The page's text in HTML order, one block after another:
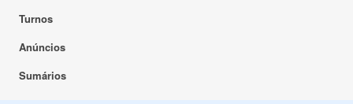
Turnos
Anúncios
Sumários